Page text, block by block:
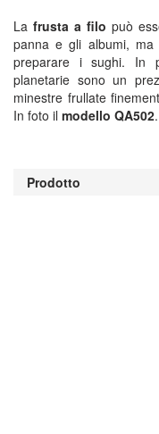
La frusta a filo può
panna e gli albumi,
preparare i sughi. In
planetarie sono un
minestre frullate
In foto il modello QA502.
Prodotto